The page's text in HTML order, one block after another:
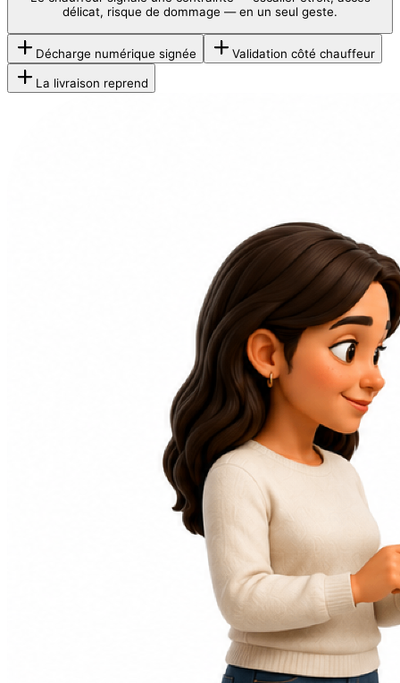
délicat, risque de dommage — en un seul geste.
Décharge numérique signée Validation côté chauffeur
La livraison reprend